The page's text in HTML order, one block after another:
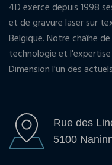
4D exerce depuis 1998
et de gravure laser sur
Belgique. Notre chaîne
technologie et
Dimension l'un des
Rue des
5100